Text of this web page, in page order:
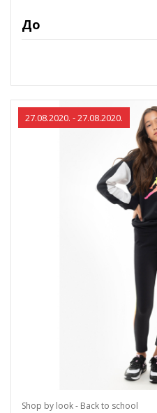
До
Shop by look - Back to school
27.08.2020. - 27.08.2020.